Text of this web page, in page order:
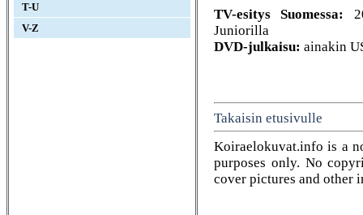
T-U
V-Z
TV-esitys Suomessa:
Juniorilla
DVD-julkaisu: ainakin
Takaisin etusivulle
Koiraelokuvat.info is a
purposes only. No
cover pictures and other